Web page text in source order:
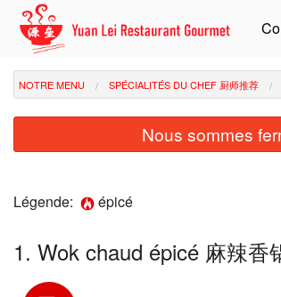
NOTRE MENU SPÉCIALITÉS DU CHEF 厨师推荐
Nous sommes
Légende: épicé
1. Wok chaud épicé 麻辣香